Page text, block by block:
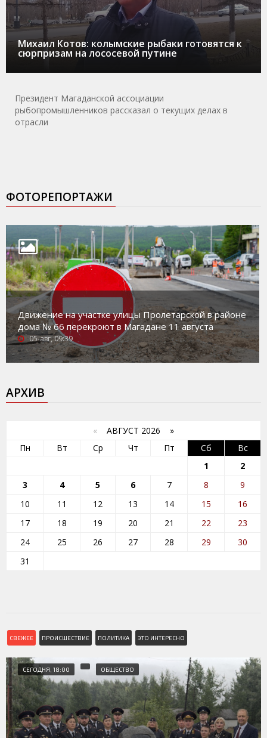
Михаил Котов: колымские рыбаки готовятся к
сюрпризам на лососевой путине
Президент Магаданской ассоциации
рыбопромышленников рассказал о текущих делах в
отрасли
ФОТОРЕПОРТАЖИ
Движение на участке улицы Пролетарской в районе
дома № 66 перекроют в Магадане 11 августа
05-авг, 09:39
АРХИВ
« АВГУСТ 2026 »
Пн
Вт Ср Чт Пт Сб
Вс
1
2
3
4 5 6 7 8
9
10
11 12 13 14 15
16
17
18 19 20 21 22
23
24
25 26 27 28 29
30
31
СВЕЖЕЕ ПРОИСШЕСТВИЕ ПОЛИТИКА ЭТО ИНТЕРЕСНО
СЕГОДНЯ, 18:00 ОБЩЕСТВО